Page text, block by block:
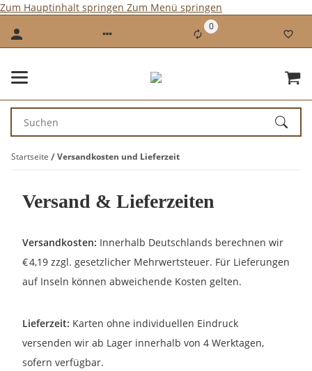
Zum Hauptinhalt springen Zum Menü springen
0
Startseite Versandkosten und Lieferzeit
Versand & Lieferzeiten
Versandkosten: Innerhalb Deutschlands berechnen wir
€ 4,19 zzgl. gesetzlicher Mehrwertsteuer. Für Lieferungen
auf Inseln können abweichende Kosten gelten.
Lieferzeit: Karten ohne individuellen Eindruck
versenden wir ab Lager innerhalb von 4 Werktagen,
sofern verfügbar.